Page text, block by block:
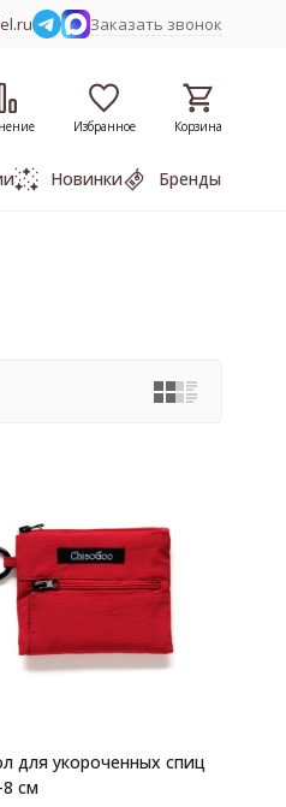
Заказать звонок
Избранное Корзина
Новинки Бренды
для укороченных спиц
см